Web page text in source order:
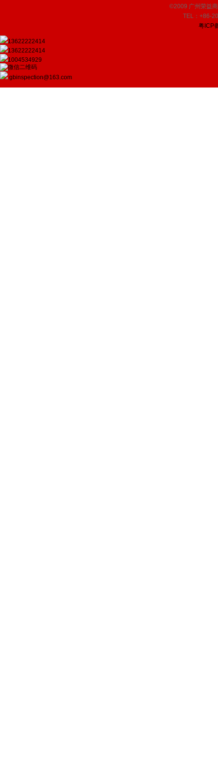
©2009 广州荣益
TEL：+86-
粤ICP
13622222414
13622222414
1004534929
gbinspection@163.com